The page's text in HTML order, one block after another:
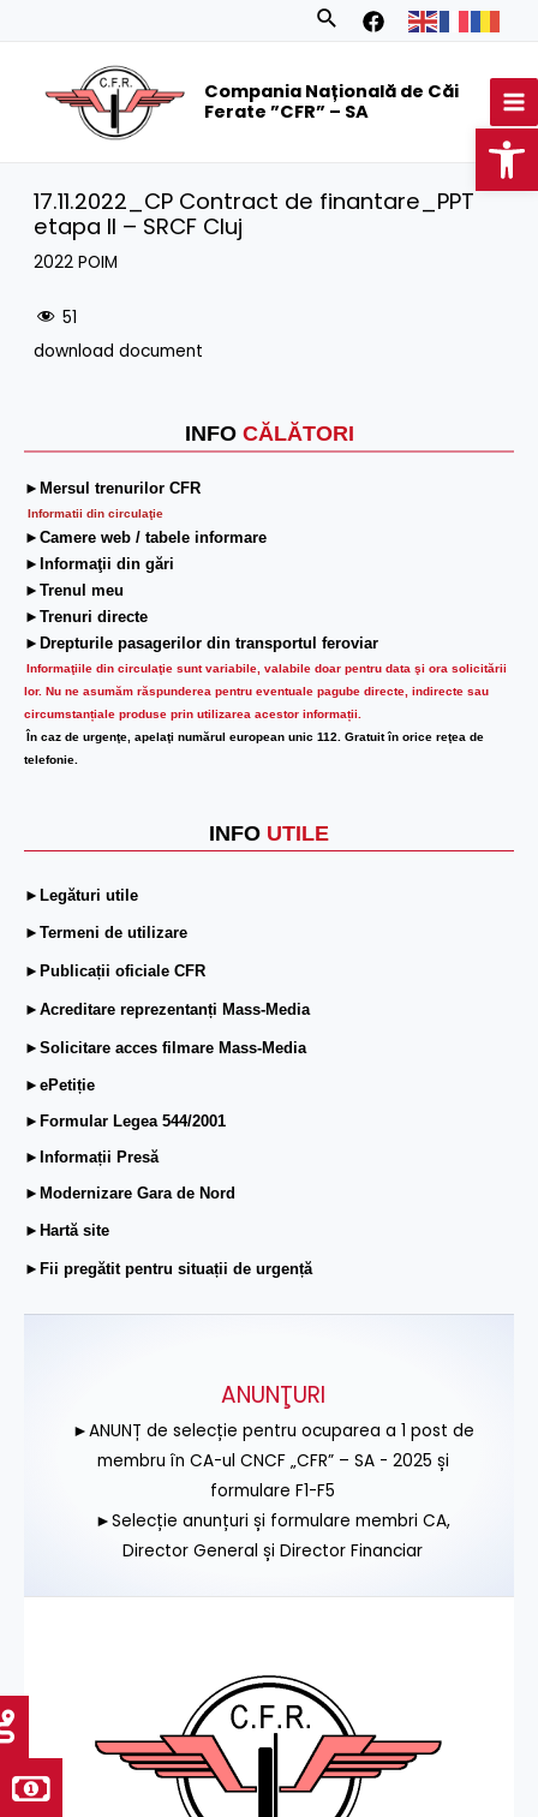
Search
Compania Națională de Căi
Ferate ”CFR” – SA
INFO CĂLĂTORI
►Mersul trenurilor CFR
Informatii din circulaţie
►Camere web / tabele informare
►Informaţii din gări
►Trenul meu
►Trenuri directe
►Drepturile pasagerilor din transportul feroviar
Informaţiile din circulaţie sunt variabile, valabile doar pentru data şi ora solicitării
lor. Nu ne asumăm răspunderea pentru eventuale pagube directe, indirecte sau
circumstanțiale produse prin utilizarea acestor informații.
În caz de urgenţe, apelaţi numărul european unic 112. Gratuit în orice reţea de
telefonie.
INFO UTILE
►Legături utile
►Termeni de utilizare
►Publicații oficiale CFR
►Acreditare reprezentanți Mass-Media
►Solicitare acces filmare Mass-Media
►ePetiție
►Formular Legea 544/2001
►Informații Presă
►Modernizare Gara de Nord
►Hartă site
►Fii pregătit pentru situații de urgență
17.11.2022_CP Contract de finantare_PPT
etapa II – SRCF Cluj
2022 POIM
51
download document
ANUNŢURI
►ANUNȚ de selecție pentru ocuparea a 1 post de
membru în CA-ul CNCF „CFR” – SA - 2025 și
formulare F1-F5
►Selecție anunțuri și formulare membri CA,
Director General și Director Financiar